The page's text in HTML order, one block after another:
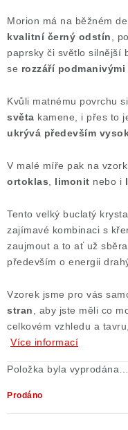
Morion má na běžném
kvalitní černý odstín ,
paprsky či světlo silnější
se rozzáří
Kvůli matnému povrchu
světa kamene, i přes to
ukrývá především
V malé míře pak na
ortoklas
limonit nebo i
Tento velký buclatý
zajímavé kombinaci s
zaujmout a to ať už
především o energii
Vzorek jsme pro vás
stran , aby jste měli co
celkovém vzhledu a
Více informací
Položka byla vyprodána…
Prodáno